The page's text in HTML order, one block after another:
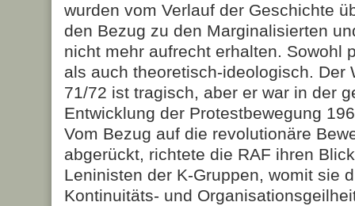
wurden vom Verlauf der Geschichte
den Bezug zu den Marginalisierten
nicht mehr aufrecht erhalten. Sowohl
als auch theoretisch-ideologisch. Der
71/72 ist tragisch, aber er war in der
Entwicklung der Protestbewegung
Vom Bezug auf die revolutionäre
abgerückt, richtete die RAF ihren
Leninisten der K-Gruppen, womit sie
Kontinuitäts- und